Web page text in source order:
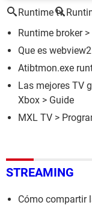
Runtime tv
Runtime broker>
Que es
Atibtmon.exe
Las mejores TV
Xbox > Guide
MXL TV >
STREAMING
Cómo compartir